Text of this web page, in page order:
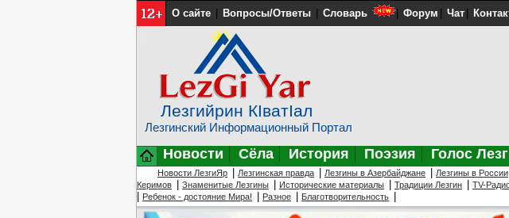
О сайте Вопросы/Ответы Словарь Форум Чат
Лезгийрин КIватIал
Лезгинский Информационный Портал
Новости Сёла История Поэзия Голос
Новости ЛезгиЯр Лезгинская правда Лезгины в Азербайджане Лезгины в России
Керимов
Знаменитые Лезгины Исторические материалы Традиции Лезгин TV-
Ребенок - достояние Мира! Разное Благотворительность